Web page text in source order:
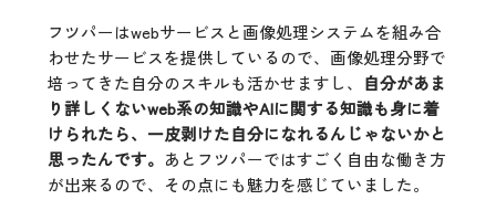
フツパーはwebサービスと画像処理システムを組み合
わせたサービスを提供しているので、画像処理分野で
培ってきた自分のスキルも活かせますし、 自分があま
り詳しくないweb系の知識やAIに関する知識も身に着
けられたら、一皮剥けた自分になれるんじゃないかと
思ったんです。 あとフツパーではすごく自由な働き方
が出来るので、その点にも魅力を感じていました。